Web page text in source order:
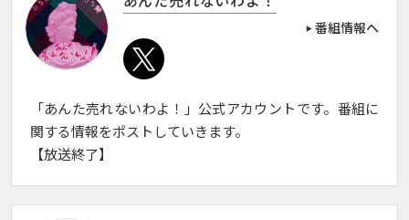
番組情報へ
「あんた売れないわよ！」公式アカウントです。番組に
関する情報をポストしていきます。
【放送終了】